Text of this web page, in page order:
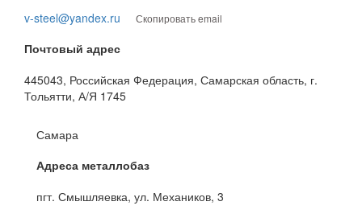
v-steel@yandex.ru
Скопировать email
Почтовый адрес
445043, Российская Федерация, Самарская область, г.
Тольятти, А/Я 1745
Самара
Адреса металлобаз
пгт. Смышляевка, ул. Механиков, 3